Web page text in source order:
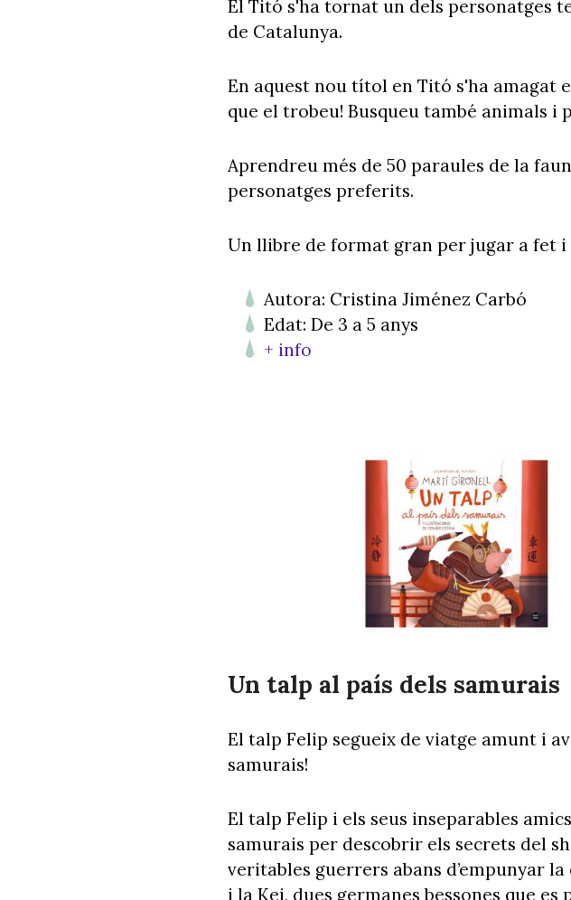
El Titó s'ha tornat un dels personatges
de Catalunya.
En aquest nou títol en Titó s'ha
que el trobeu! Busqueu també animals i
Aprendreu més de 50 paraules de la
personatges preferits.
Un llibre de format gran per jugar a fet i
Autora: Cristina Jiménez Carbó
Edat: De 3 a 5 anys
+ info
Un talp al país dels samurais
El talp Felip segueix de viatge amunt i
samurais!
El talp Felip i els seus inseparables
samurais per descobrir els secrets del
veritables guerrers abans d’empunyar
i la Kei, dues germanes bessones que